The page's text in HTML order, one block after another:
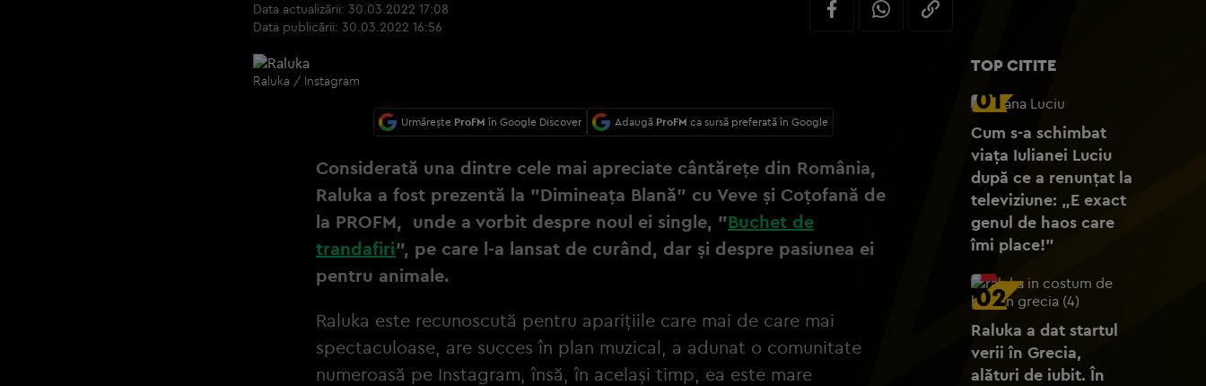
Data actualizării: 30.03.2022 17:08
Data publicării: 30.03.2022 16:56
Raluka / Instagram
Urmărește ProFM în Google Discover Adaugă ProFM ca sursă preferată în Google
Considerată una dintre cele mai apreciate cântărețe din România,
Raluka a fost prezentă la ”Dimineața Blană” cu Veve și Coțofană de
la PROFM, unde a vorbit despre noul ei single, ”Buchet de
trandafiri”, pe care l-a lansat de curând, dar și despre pasiunea ei
pentru animale.
Raluka este recunoscută pentru aparițiile care mai de care mai
spectaculoase, are succes în plan muzical, a adunat o comunitate
numeroasă pe Instagram, însă, în același timp, ea este mare
TOP CITITE
01
Cum s-a schimbat
viața Iulianei Luciu
după ce a renunțat la
televiziune: „E exact
genul de haos care
îmi place!”
02
Raluka a dat startul
verii în Grecia,
alături de iubit. În